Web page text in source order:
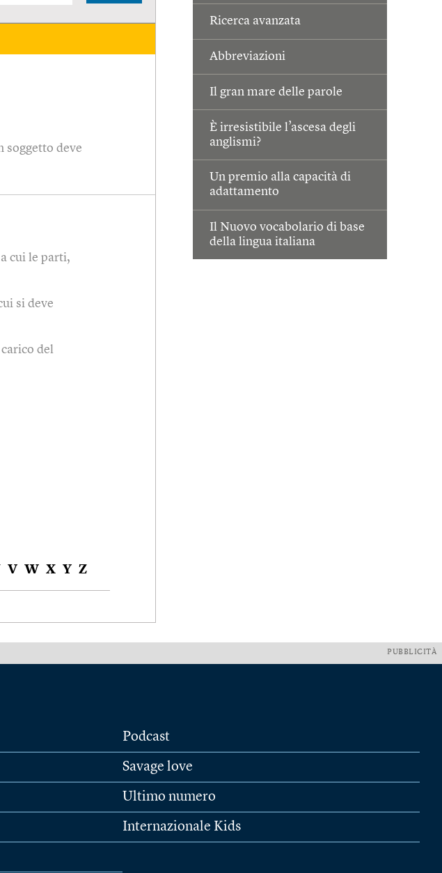
Ricerca avanzata
Abbreviazioni
Il gran mare delle parole
È irresistibile l’ascesa degli
anglismi?
Un premio alla capacità di
adattamento
Il Nuovo vocabolario di base
della lingua italiana
soggetto deve
cui le parti,
si deve
del
V W X Y Z
PUBBLICITÀ
Podcast
Savage love
Ultimo numero
Internazionale Kids